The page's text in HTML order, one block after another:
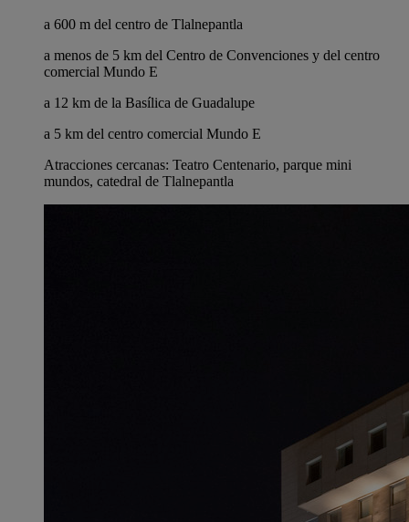
a 600 m del centro de Tlalnepantla
a menos de 5 km del Centro de Convenciones y del centro
comercial Mundo E
a 12 km de la Basílica de Guadalupe
a 5 km del centro comercial Mundo E
Atracciones cercanas: Teatro Centenario, parque mini
mundos, catedral de Tlalnepantla